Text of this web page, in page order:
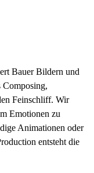
Bauer Bildern und
Composing,
Feinschliff. Wir
Emotionen zu
Animationen oder
entsteht die